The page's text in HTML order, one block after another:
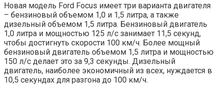
Новая модель Ford Focus имеет три варианта двигателя
– бензиновый объемом 1,0 и 1,5 литра, а также
дизельный объемом 1,5 литра. Бензиновый двигатель
1,0 литра и мощностью 125 л/с занимает 11,5 секунд,
чтобы достигнуть скорости 100 км/ч. Более мощный
бензиновый двигатель объемом 1,5 литра и мощностью
150 л/с делает это за 9,3 секунды. Дизельный
двигатель, наиболее экономичный из всех, нуждается в
10,5 секундах для разгона до 100 км/ч.